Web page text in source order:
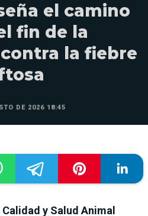
el camino
fin de la
la fiebre
DE 2026 18:45
y Salud Animal